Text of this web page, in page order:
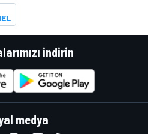
indirin
medya